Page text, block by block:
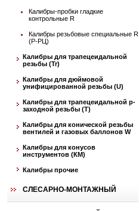
Калибры-пробки гладкие
контрольные R
Калибры резьбовые специальные R
(P-РЦ)
Калибры для трапецеидальной
резьбы (Tr)
Калибры для дюймовой
унифицированной резьбы (U)
Калибры для трапецеидальной p-
заходной резьбы (T)
Калибры для конической резьбы
вентилей и газовых баллонов W
Калибры для конусов
инструментов (КМ)
Калибры прочие
СЛЕСАРНО-МОНТАЖНЫЙ